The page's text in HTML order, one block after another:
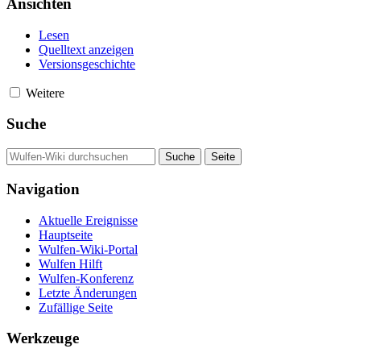
Ansichten
Lesen
Quelltext anzeigen
Versionsgeschichte
Weitere
Suche
Navigation
Aktuelle Ereignisse
Hauptseite
Wulfen-Wiki-Portal
Wulfen Hilft
Wulfen-Konferenz
Letzte Änderungen
Zufällige Seite
Werkzeuge